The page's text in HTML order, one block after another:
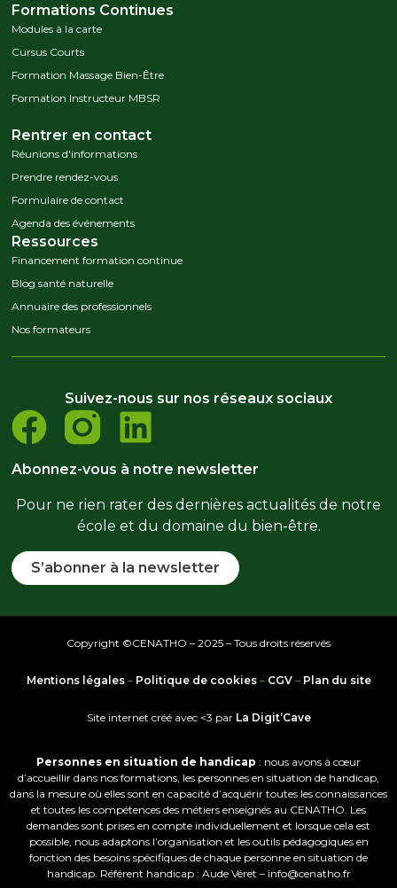
Formations Continues
Modules à la carte
Cursus Courts
Formation Massage Bien-Être
Formation Instructeur MBSR
Rentrer en contact
Réunions d'informations
Prendre rendez-vous
Formulaire de contact
Agenda des événements
Ressources
Financement formation continue
Blog santé naturelle
Annuaire des professionnels
Nos formateurs
Suivez-nous sur nos réseaux sociaux
Abonnez-vous à notre newsletter
Pour ne rien rater des dernières actualités de notre
école et du domaine du bien-être.
S’abonner à la newsletter
Copyright ©CENATHO – 2025 – Tous droits réservés
Mentions légales– Politique de cookies– CGV– Plan du site
Site internet créé avec <3 par La Digit’Cave
Personnes en situation de handicap : nous avons à cœur
d’accueillir dans nos formations, les personnes en situation de handicap,
dans la mesure où elles sont en capacité d’acquérir toutes les connaissances
et toutes les compétences des métiers enseignés au CENATHO. Les
demandes sont prises en compte individuellement et lorsque cela est
possible, nous adaptons l’organisation et les outils pédagogiques en
fonction des besoins spécifiques de chaque personne en situation de
handicap. Référent handicap : Aude Véret – info@cenatho.fr